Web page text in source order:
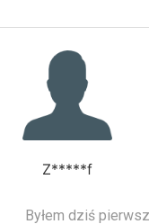
Z*****f
Byłem dziś